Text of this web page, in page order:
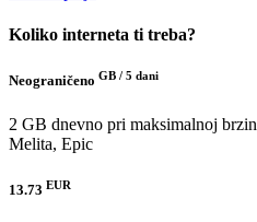
Koliko interneta ti treba?
Neograničeno GB / 5 dani
2 GB dnevno pri maksimalnoj
Melita, Epic
13.73 EUR